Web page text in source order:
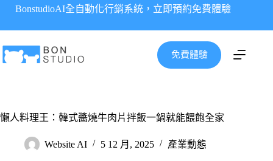
要
內
BonstudioAI全自動化行銷系統，立即預約免費體驗
免費體驗
懶人料理王：韓式醬燒牛肉片拌飯一鍋就能餵飽全家
Website AI 5 12 月, 2025 產業動態